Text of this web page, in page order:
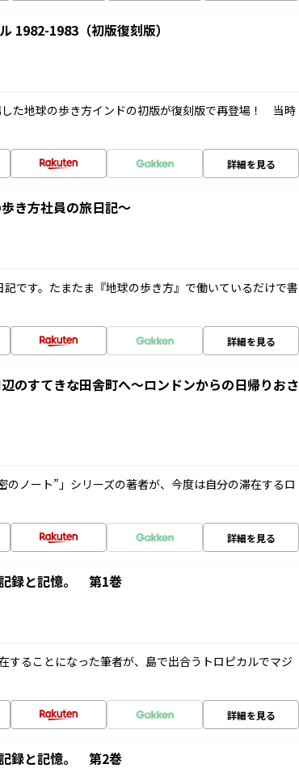
1982-1983（初版復刻版）
た地球の歩き方インドの初版が復刻版で再登場！ 当時
詳細を見る
き方社員の旅日記～
です。たまたま『地球の歩き方』で働いているだけで書
詳細を見る
のすてきな田舎町へ～ロンドンからの日帰りおさ
ノート”」シリーズの著者が、今度は自分の滞在するロ
詳細を見る
録と記憶。 第1巻
することになった筆者が、島で出合うトロピカルでマジ
詳細を見る
録と記憶。 第2巻